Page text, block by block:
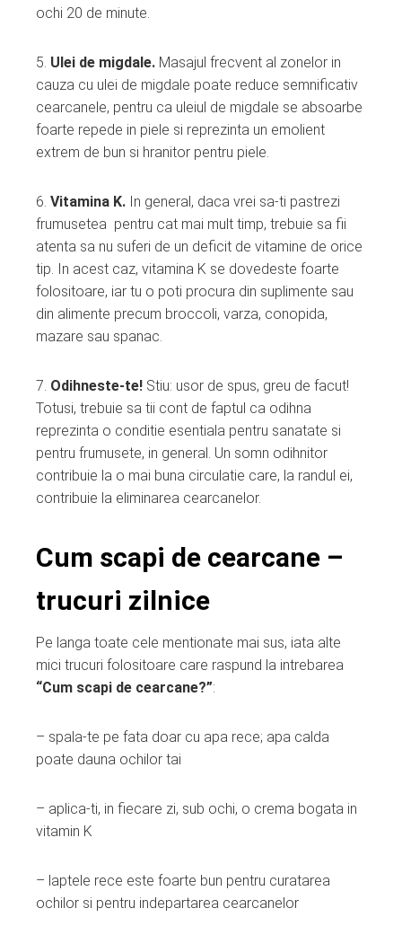
ochi 20 de minute.
5. Ulei de migdale. Masajul frecvent al zonelor in
cauza cu ulei de migdale poate reduce semnificativ
cearcanele, pentru ca uleiul de migdale se absoarbe
foarte repede in piele si reprezinta un emolient
extrem de bun si hranitor pentru piele.
6. Vitamina K. In general, daca vrei sa-ti pastrezi
frumusetea pentru cat mai mult timp, trebuie sa fii
atenta sa nu suferi de un deficit de vitamine de orice
tip. In acest caz, vitamina K se dovedeste foarte
folositoare, iar tu o poti procura din suplimente sau
din alimente precum broccoli, varza, conopida,
mazare sau spanac.
7. Odihneste-te! Stiu: usor de spus, greu de facut!
Totusi, trebuie sa tii cont de faptul ca odihna
reprezinta o conditie esentiala pentru sanatate si
pentru frumusete, in general. Un somn odihnitor
contribuie la o mai buna circulatie care, la randul ei,
contribuie la eliminarea cearcanelor.
Cum scapi de cearcane –
trucuri zilnice
Pe langa toate cele mentionate mai sus, iata alte
mici trucuri folositoare care raspund la intrebarea
“Cum scapi de cearcane?”:
– spala-te pe fata doar cu apa rece; apa calda
poate dauna ochilor tai
– aplica-ti, in fiecare zi, sub ochi, o crema bogata in
vitamin K
– laptele rece este foarte bun pentru curatarea
ochilor si pentru indepartarea cearcanelor